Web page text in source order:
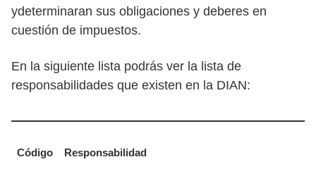
ydeterminaran sus obligaciones y deberes en
cuestión de impuestos.
En la siguiente lista podrás ver la lista de
responsabilidades que existen en la DIAN:
Código Responsabilidad